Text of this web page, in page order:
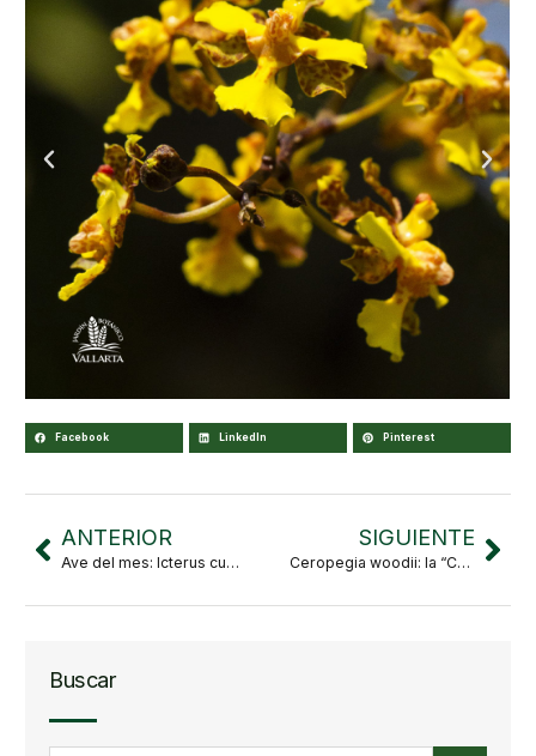
Facebook LinkedIn Pinterest
ANTERIOR
Ave del mes: Icterus cucullatus
SIGUIENTE
Ceropegia woodii: la “Cadena de Corazones” que encanta en San Valentín… y seduce a las moscas.
Buscar